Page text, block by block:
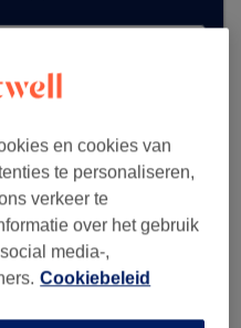
en cookies van
te personaliseren,
verkeer te
over het gebruik
media-,
Cookiebeleid